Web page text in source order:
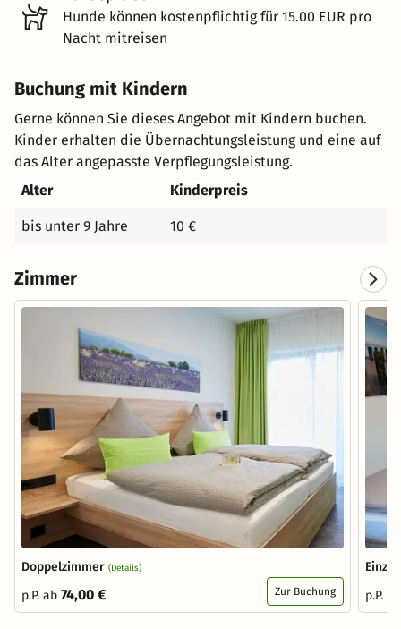
Hunde können kostenpflichtig für 15.00 EUR pro
Nacht mitreisen
Buchung mit Kindern
Gerne können Sie dieses Angebot mit Kindern buchen.
Kinder erhalten die Übernachtungsleistung und eine auf
das Alter angepasste Verpflegungsleistung.
Alter
Kinderpreis
bis unter 9 Jahre 10 €
Zimmer
Doppelzimmer (Details)
p.P. ab 74,00 € Zur Buchung
p.P.